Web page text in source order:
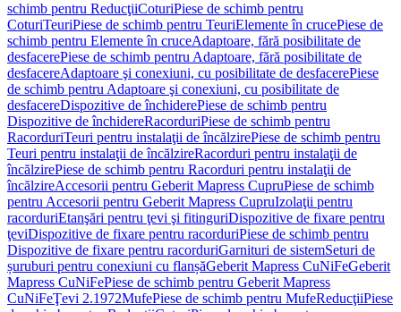
schimb pentru ReducţiiCoturiPiese de schimb pentru
CoturiTeuriPiese de schimb pentru TeuriElemente în crucePiese de
schimb pentru Elemente în cruceAdaptoare, fără posibilitate de
desfacerePiese de schimb pentru Adaptoare, fără posibilitate de
desfacereAdaptoare şi conexiuni, cu posibilitate de desfacerePiese
de schimb pentru Adaptoare şi conexiuni, cu posibilitate de
desfacereDispozitive de închiderePiese de schimb pentru
Dispozitive de închidereRacorduriPiese de schimb pentru
RacorduriTeuri pentru instalaţii de încălzirePiese de schimb pentru
Teuri pentru instalaţii de încălzireRacorduri pentru instalaţii de
încălzirePiese de schimb pentru Racorduri pentru instalaţii de
încălzireAccesorii pentru Geberit Mapress CupruPiese de schimb
pentru Accesorii pentru Geberit Mapress CupruIzolaţii pentru
racorduriEtanşări pentru ţevi şi fitinguriDispozitive de fixare pentru
ţeviDispozitive de fixare pentru racorduriPiese de schimb pentru
Dispozitive de fixare pentru racorduriGarnituri de sistemSeturi de
șuruburi pentru conexiuni cu flanșăGeberit Mapress CuNiFeGeberit
Mapress CuNiFePiese de schimb pentru Geberit Mapress
CuNiFeŢevi 2.1972MufePiese de schimb pentru MufeReducţiiPiese